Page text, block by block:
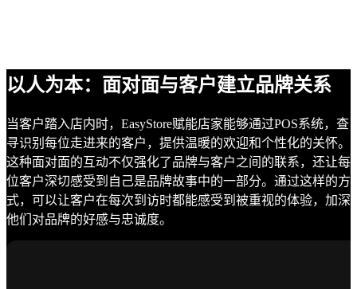
以人为本：面对面与客户建立品牌关系
当客户踏入店内时，EasyStore赋能店家能够通过POS系统，查
寻识别每位走进来的客户，提供温暖的欢迎和个性化的关怀。
这种面对面的互动不仅强化了品牌与客户之间的联系，还让每
位客户深切感受到自己是品牌故事中的一部分。通过这样的方
式，可以让客户在每次到访时都能感受到被重视的体验，加深
他们对品牌的好感与忠诚度。